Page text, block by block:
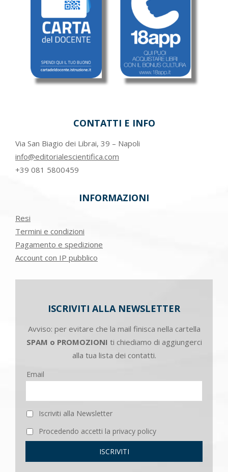
CONTATTI E INFO
Via San Biagio dei Librai, 39 – Napoli
info@editorialescientifica.com
+39 081 5800459
INFORMAZIONI
Resi
Termini e condizioni
Pagamento e spedizione
Account con IP pubblico
ISCRIVITI ALLA NEWSLETTER
Avviso: per evitare che la mail finisca nella cartella
SPAM o PROMOZIONI ti chiediamo di aggiungerci
alla tua lista dei contatti.
Email
Iscriviti alla Newsletter
Procedendo accetti la privacy policy